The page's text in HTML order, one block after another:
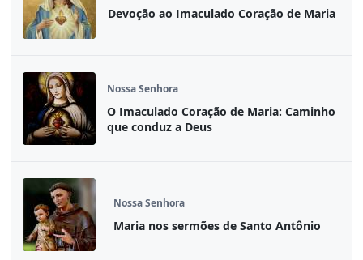
Devoção ao Imaculado Coração de Maria
Nossa Senhora
O Imaculado Coração de Maria: Caminho
que conduz a Deus
Nossa Senhora
Maria nos sermões de Santo Antônio